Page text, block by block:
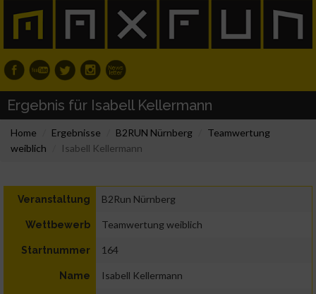
Ergebnis für Isabell Kellermann
Home Ergebnisse B2RUN Nürnberg
Teamwertung
weiblich
Isabell Kellermann
Veranstaltung B2Run Nürnberg
Wettbewerb Teamwertung weiblich
Startnummer 164
Name Isabell Kellermann